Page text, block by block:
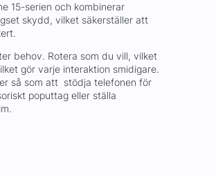
15-serien och kombinerar
skydd, vilket säkerställer att
behov. Rotera som du vill, vilket
gör varje interaktion smidigare.
så som att stödja telefonen för
poputtag eller ställa